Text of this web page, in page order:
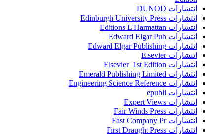
انتشارات DUNOD
انتشارات Edinburgh University Press
انتشارات Editions L'Harmattan
انتشارات Edward Elgar Pub
انتشارات Edward Elgar Publishing
انتشارات Elsevier
انتشارات Elsevier 1st Edition
انتشارات Emerald Publishing Limited
انتشارات Engineering Science Reference
انتشارات epubli
انتشارات Expert Views
انتشارات Fair Winds Press
انتشارات Fast Company Pr
انتشارات First Draught Press